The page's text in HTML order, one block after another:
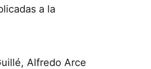
a la
Alfredo Arce